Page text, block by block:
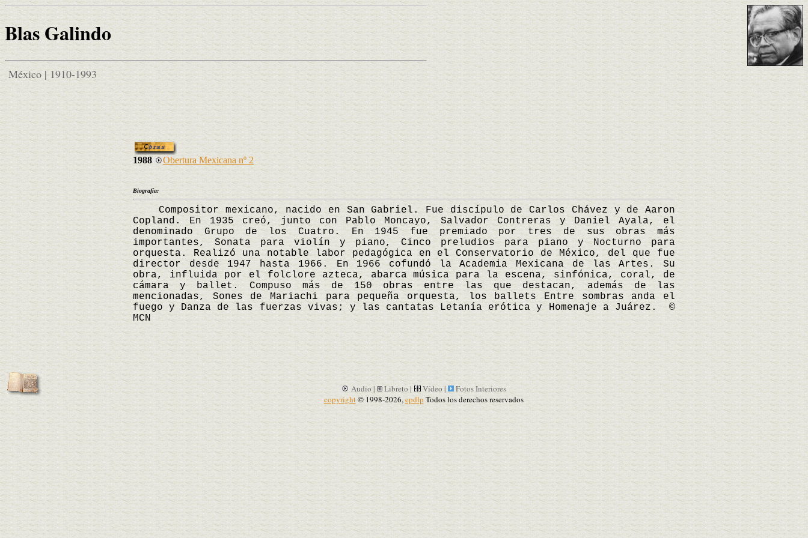
Blas Galindo
México | 1910-1993
1988 Obertura Mexicana nº 2
Biografía:
Compositor mexicano, nacido en San Gabriel. Fue discípulo de Carlos Chávez y de Aaron
Copland. En 1935 creó, junto con Pablo Moncayo, Salvador Contreras y Daniel Ayala, el
denominado Grupo de los Cuatro. En 1945 fue premiado por tres de sus obras más
importantes, Sonata para violín y piano, Cinco preludios para piano y Nocturno para
orquesta. Realizó una notable labor pedagógica en el Conservatorio de México, del que fue
director desde 1947 hasta 1966. En 1966 cofundó la Academia Mexicana de las Artes. Su
obra, influida por el folclore azteca, abarca música para la escena, sinfónica, coral, de
cámara y ballet. Compuso más de 150 obras entre las que destacan, además de las
mencionadas, Sones de Mariachi para pequeña orquesta, los ballets Entre sombras anda el
fuego y Danza de las fuerzas vivas; y las cantatas Letanía erótica y Homenaje a Juárez. ©
MCN
Audio | Libreto | Vídeo |
Fotos Interiores
copyright© 1998-2026,epdlp Todos los derechos reservados